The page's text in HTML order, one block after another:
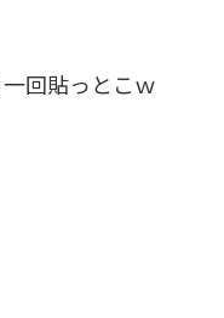
回貼っとこｗ